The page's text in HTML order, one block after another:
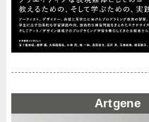
Artgene